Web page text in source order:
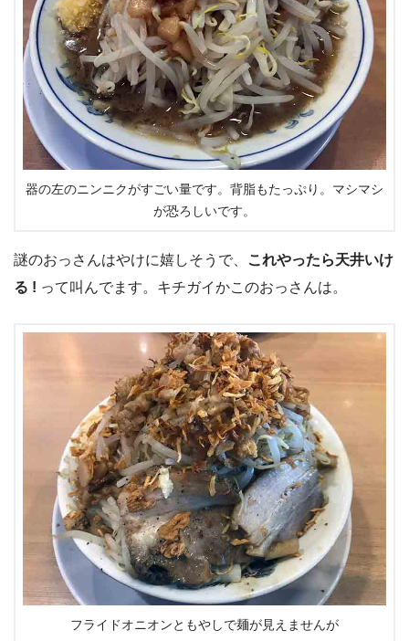
器の左のニンニクがすごい量です。背脂もたっぷり。マシマシ
が恐ろしいです。
謎のおっさんはやけに嬉しそうで、
これやったら天井いけ
る ! って叫んでます。キチガイかこのおっさんは。
フライドオニオンともやしで麺が見えませんが